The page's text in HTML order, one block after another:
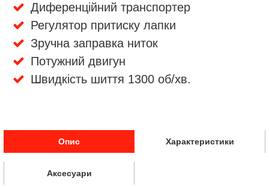
Диференційний транспортер
Регулятор притиску лапки
Зручна заправка ниток
Потужний двигун
Швидкість шиття 1300 об/хв.
Опис Характеристики
Аксесуари